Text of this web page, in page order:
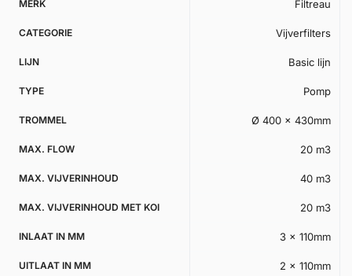
MERK Filtreau
CATEGORIE Vijverfilters
LIJN Basic lijn
TYPE Pomp
TROMMEL Ø 400 x 430mm
MAX. FLOW 20 m3
MAX. VIJVERINHOUD 40 m3
MAX. VIJVERINHOUD MET KOI 20 m3
INLAAT IN MM 3 x 110mm
UITLAAT IN MM 2 x 110mm